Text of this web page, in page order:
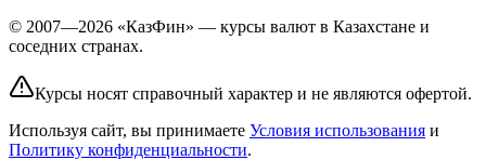
© 2007—2026 «КазФин» — курсы валют в Казахстане и
соседних странах.
Курсы носят справочный характер и не являются офертой.
Используя сайт, вы принимаете Условия использования и
Политику конфиденциальности.